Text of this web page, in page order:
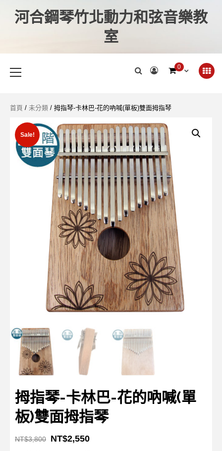
河合鋼琴竹北動力和弦音樂教
室
0
首頁 / 未分類 / 拇指琴-卡林巴-花的吶喊(單板)雙面拇指琴
Sale!
拇指琴-卡林巴-花的吶喊(單
板)雙面拇指琴
NT$3,800 NT$2,550